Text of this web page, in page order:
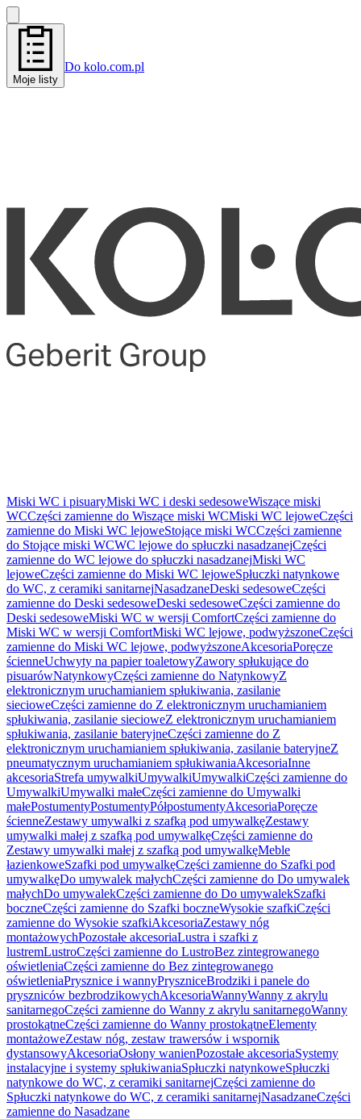
Moje listy
Do kolo.com.pl
Miski WC i pisuaryMiski WC i deski sedesoweWiszące miski
WCCzęści zamienne do Wiszące miski WCMiski WC lejoweCzęści
zamienne do Miski WC lejoweStojące miski WCCzęści zamienne
do Stojące miski WCWC lejowe do spłuczki nasadzanejCzęści
zamienne do WC lejowe do spłuczki nasadzanejMiski WC
lejoweCzęści zamienne do Miski WC lejoweSpłuczki natynkowe
do WC, z ceramiki sanitarnejNasadzaneDeski sedesoweCzęści
zamienne do Deski sedesoweDeski sedesoweCzęści zamienne do
Deski sedesoweMiski WC w wersji ComfortCzęści zamienne do
Miski WC w wersji ComfortMiski WC lejowe, podwyższoneCzęści
zamienne do Miski WC lejowe, podwyższoneAkcesoriaPoręcze
ścienneUchwyty na papier toaletowyZawory spłukujące do
pisuarówNatynkowyCzęści zamienne do NatynkowyZ
elektronicznym uruchamianiem spłukiwania, zasilanie
siecioweCzęści zamienne do Z elektronicznym uruchamianiem
spłukiwania, zasilanie siecioweZ elektronicznym uruchamianiem
spłukiwania, zasilanie bateryjneCzęści zamienne do Z
elektronicznym uruchamianiem spłukiwania, zasilanie bateryjneZ
pneumatycznym uruchamianiem spłukiwaniaAkcesoriaInne
akcesoriaStrefa umywalkiUmywalkiUmywalkiCzęści zamienne do
UmywalkiUmywalki małeCzęści zamienne do Umywalki
małePostumentyPostumentyPółpostumentyAkcesoriaPoręcze
ścienneZestawy umywalki z szafką pod umywalkęZestawy
umywalki małej z szafką pod umywalkęCzęści zamienne do
Zestawy umywalki małej z szafką pod umywalkęMeble
łazienkoweSzafki pod umywalkęCzęści zamienne do Szafki pod
umywalkęDo umywalek małychCzęści zamienne do Do umywalek
małychDo umywalekCzęści zamienne do Do umywalekSzafki
boczneCzęści zamienne do Szafki boczneWysokie szafkiCzęści
zamienne do Wysokie szafkiAkcesoriaZestawy nóg
montażowychPozostałe akcesoriaLustra i szafki z
lustremLustroCzęści zamienne do LustroBez zintegrowanego
oświetleniaCzęści zamienne do Bez zintegrowanego
oświetleniaPrysznice i wannyPryszniceBrodziki i panele do
pryszniców bezbrodzikowychAkcesoriaWannyWanny z akrylu
sanitarnegoCzęści zamienne do Wanny z akrylu sanitarnegoWanny
prostokątneCzęści zamienne do Wanny prostokątneElementy
montażoweZestaw nóg, zestaw trawersów i wspornik
dystansowyAkcesoriaOsłony wanienPozostałe akcesoriaSystemy
instalacyjne i systemy spłukiwaniaSpłuczki natynkoweSpłuczki
natynkowe do WC, z ceramiki sanitarnejCzęści zamienne do
Spłuczki natynkowe do WC, z ceramiki sanitarnejNasadzaneCzęści
zamienne do Nasadzane